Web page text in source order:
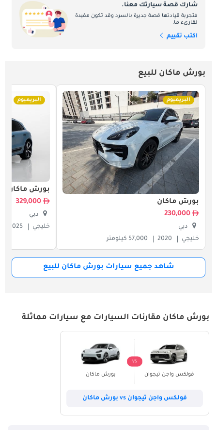
شارك قصة سيارتك معنا.
فتجربة قيادتها قصة جديرة بالسرد وقد تكون مفيدة
لقارىء ما.
اكتب تقييم
بورش ماكان للبيع
البريميوم
بورش ماكان
230,000
دبي
خليجي
2020 57,000 كيلومتر
البريميوم
بورش ماكان
329,000
دبي
خليجي
2025
شاهد جميع سيارات بورش ماكان للبيع
بورش ماكان مقارنات السيارات مع سيارات مماثلة
فولكس واجن تيجوان
VS
بورش ماكان
فولكس واجن تيجوان vs بورش ماكان